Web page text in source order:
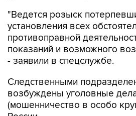
"Ведется розыск
установления всех
противоправной
показаний и возможного
- заявили в спецслужбе.
Следственными
возбуждены уголовные дела
(мошенничество в особо